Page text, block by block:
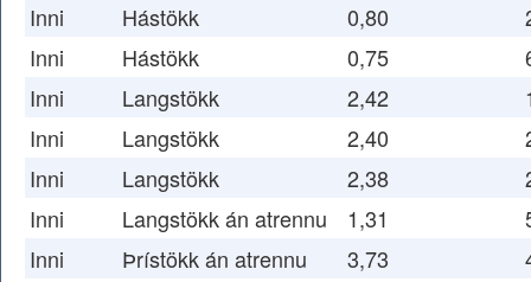
Inni
Hástökk 0,80
Inni
Hástökk 0,75
Inni
Langstökk 2,42
Inni
Langstökk 2,40
Inni
Langstökk 2,38
Inni
Langstökk án atrennu 1,31
Inni
Þrístökk án atrennu 3,73